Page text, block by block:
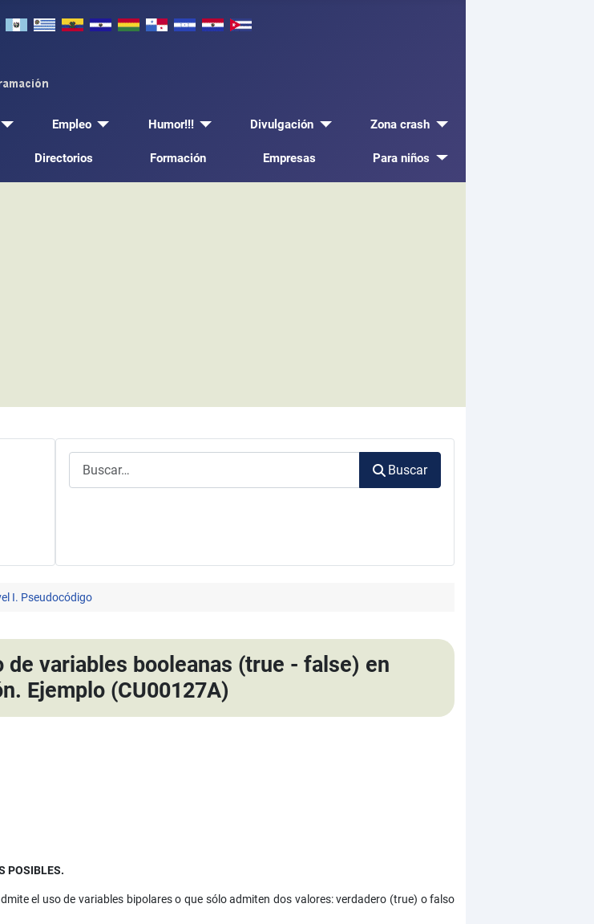
Empleo Humor!!! Divulgación Zona crash
Directorios Formación Empresas Para niños
Buscar
I. Pseudocódigo
variables booleanas (true - false) en
Ejemplo (CU00127A)
POSIBLES.
el uso de variables bipolares o que sólo admiten dos valores: verdadero (true) o falso